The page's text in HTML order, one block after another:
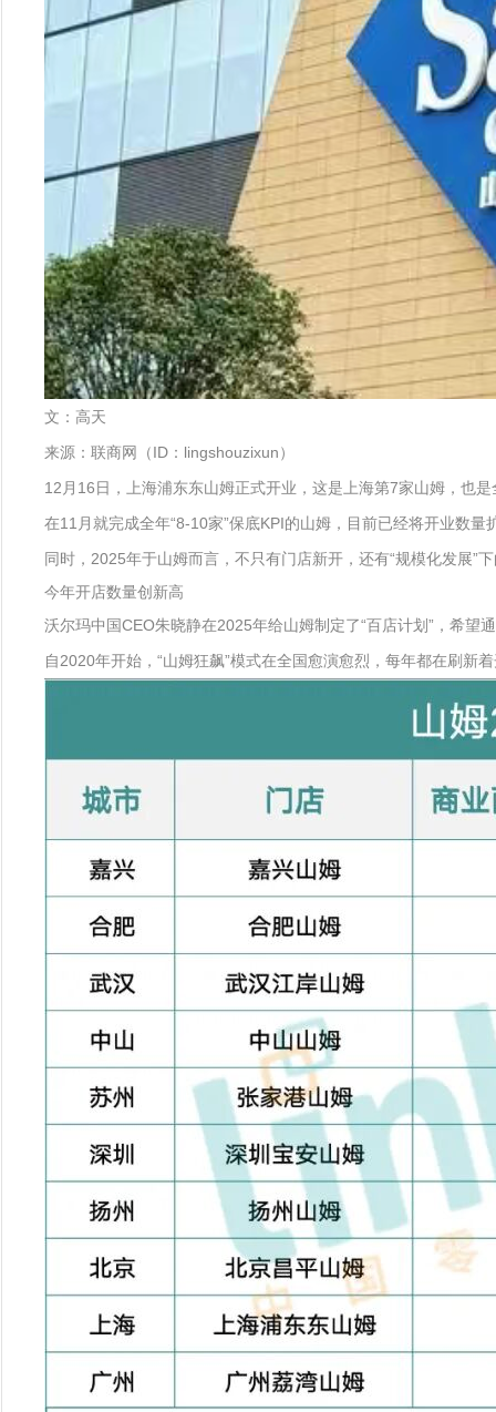
文：高天
来源：联商网（ID：lingshouzixun）
12月16日，上海浦东东山姆正式开业，这是上海第7家山姆，也
在11月就完成全年“8-10家”保底KPI的山姆，目前已经将开业数
同时，2025年于山姆而言，不只有门店新开，还有“规模化发展”
今年开店数量创新高
沃尔玛中国CEO朱晓静在2025年给山姆制定了“百店计划”，希望
自2020年开始，“山姆狂飙”模式在全国愈演愈烈，每年都在刷